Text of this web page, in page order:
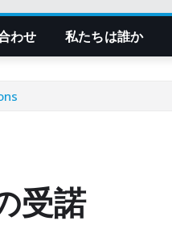
わせ 私たちは誰か
受諾